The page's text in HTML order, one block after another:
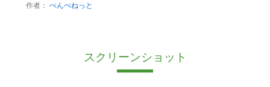
作者： ぺんぺねっと
スクリーンショット